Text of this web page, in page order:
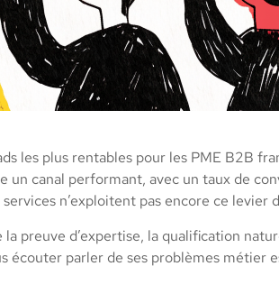
les plus rentables pour les PME B2B
un canal performant, avec un taux de
n’exploitent pas encore ce levier
preuve d’expertise, la qualification
écouter parler de ses problèmes métier